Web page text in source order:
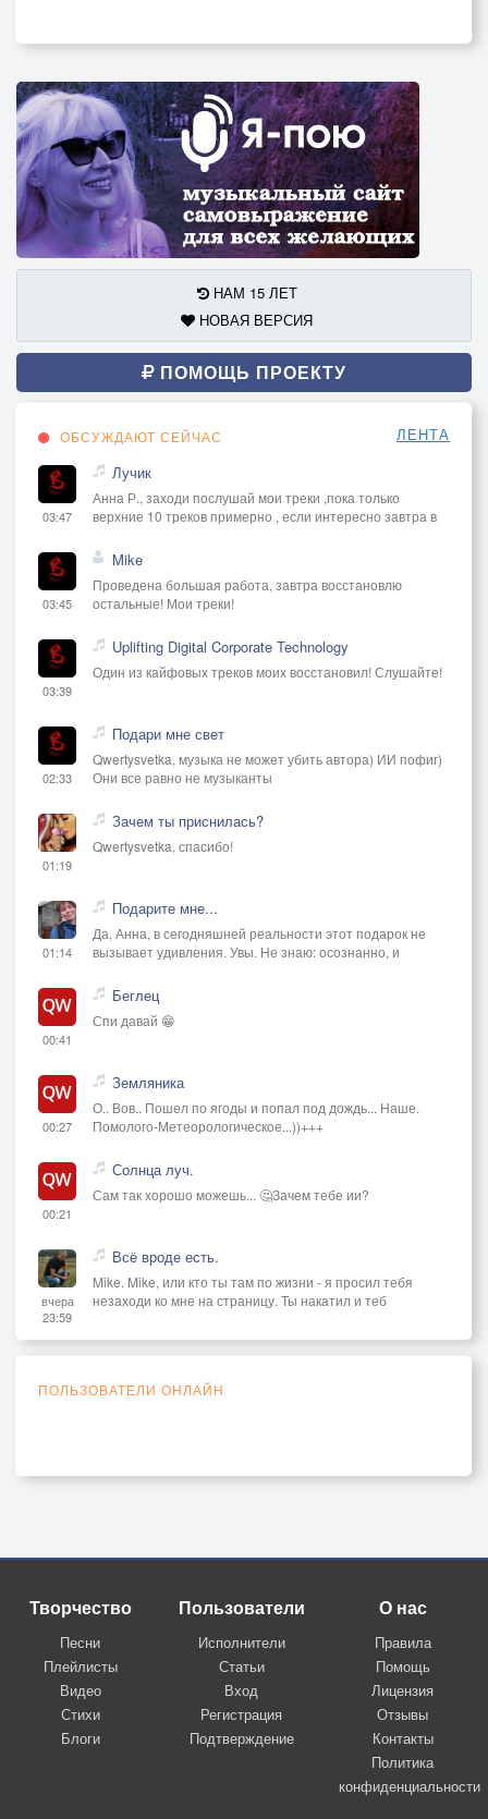
НАМ 15 ЛЕТ
НОВАЯ ВЕРСИЯ
ПОМОЩЬ ПРОЕКТУ
ОБСУЖДАЮТ СЕЙЧАС ЛЕНТА
03:47
Лучик
Анна Р., заходи послушай мои треки ,пока только
верхние 10 треков примерно , если интересно завтра в
03:45
Mike
Проведена большая работа, завтра восстановлю
остальные! Мои треки!
03:39
Uplifting Digital Corporate Technology
Один из кайфовых треков моих восстановил! Слушайте!
02:33
Подари мне свет
Qwertysvetka, музыка не может убить автора) ИИ пофиг)
Они все равно не музыканты
01:19
Зачем ты приснилась?
Qwertysvetka, спасибо!
01:14
Подарите мне...
Да, Анна, в сегодняшней реальности этот подарок не
вызывает удивления. Увы. Не знаю: осознанно, и
00:41
Беглец
Спи давай 😁
00:27
Земляника
О.. Вов.. Пошел по ягоды и попал под дождь... Наше.
Помолого-Метеорологическое...))+++
00:21
Солнца луч.
Сам так хорошо можешь... 🤔Зачем тебе ии?
вчера
23:59
Всё вроде есть.
Mike. Mike, или кто ты там по жизни - я просил тебя
незаходи ко мне на страницу. Ты накатил и теб
ПОЛЬЗОВАТЕЛИ ОНЛАЙН
Творчество
Песни
Плейлисты
Видео
Стихи
Блоги
Пользователи
Исполнители
Статьи
Вход
Регистрация
Подтверждение
О нас
Правила
Помощь
Лицензия
Отзывы
Контакты
Политика
конфиденциальности